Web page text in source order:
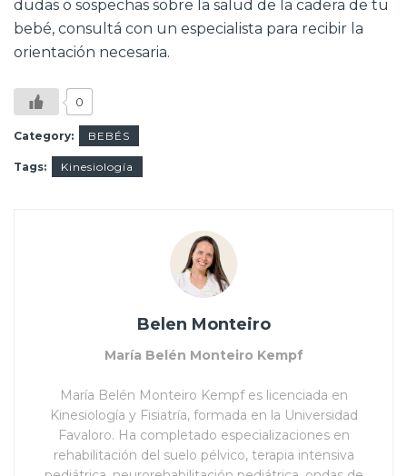
dudas o sospechas sobre la salud de la cadera de tu
bebé, consultá con un especialista para recibir la
orientación necesaria.
0
Category: BEBÉS
Tags: Kinesiología
Belen Monteiro
María Belén Monteiro Kempf
María Belén Monteiro Kempf es licenciada en
Kinesiología y Fisiatría, formada en la Universidad
Favaloro. Ha completado especializaciones en
rehabilitación del suelo pélvico, terapia intensiva